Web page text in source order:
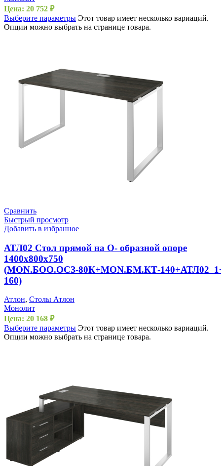
Цена: 20 752 ₽
Выберите параметры Этот товар имеет несколько вариаций.
Опции можно выбрать на странице товара.
Сравнить
Быстрый просмотр
Добавить в избранное
АТЛ02 Стол прямой на О- образной опоре
1400х800х750
(MON.БОО.ОСЗ-80К+MON.БМ.КТ-
160)
Атлон, Столы Атлон
Монолит
Цена: 20 168 ₽
Выберите параметры Этот товар имеет несколько вариаций.
Опции можно выбрать на странице товара.